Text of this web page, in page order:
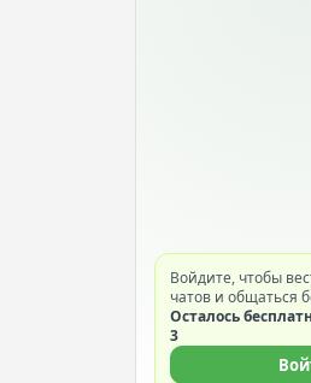
Войдите, чтобы
чатов и общаться
Осталось
3